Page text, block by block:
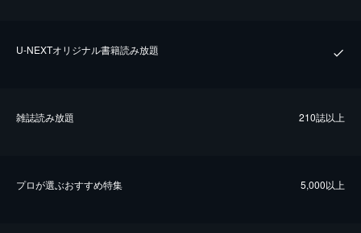
U-NEXTオリジナル書籍読み放題
雑誌読み放題 210誌以上
プロが選ぶおすすめ特集 5,000以上